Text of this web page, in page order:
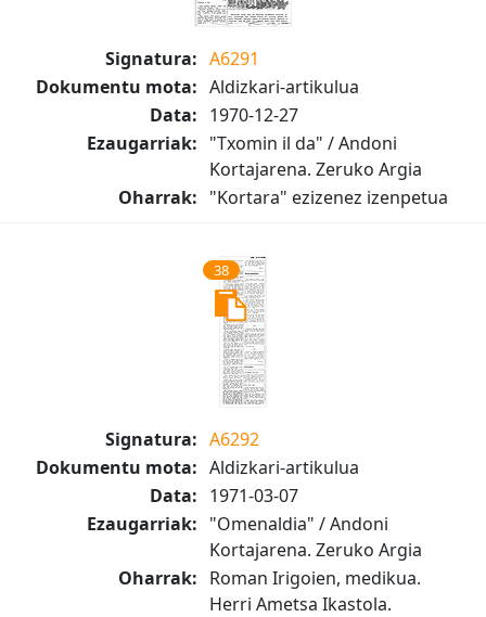
Signatura: A6291
Dokumentu mota: Aldizkari-artikulua
Data: 1970-12-27
Ezaugarriak: "Txomin il da" / Andoni
Kortajarena. Zeruko Argia
Oharrak: "Kortara" ezizenez izenpetua
38
Signatura: A6292
Dokumentu mota: Aldizkari-artikulua
Data: 1971-03-07
Ezaugarriak: "Omenaldia" / Andoni
Kortajarena. Zeruko Argia
Oharrak: Roman Irigoien, medikua.
Herri Ametsa Ikastola.